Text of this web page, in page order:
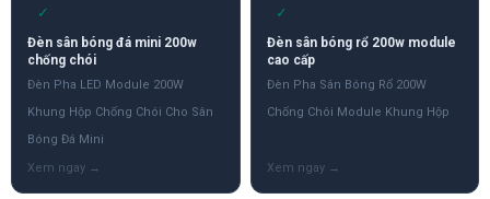
✓
Đèn sân bóng đá mini 200w
chống chói
Đèn Pha LED Module 200W
Khung Hộp Chống Chói Cho Sân
Bóng Đá Mini
✓
Đèn sân bóng rổ 200w module
cao cấp
Đèn Pha Sân Bóng Rổ 200W
Chống Chói Module Khung Hộp